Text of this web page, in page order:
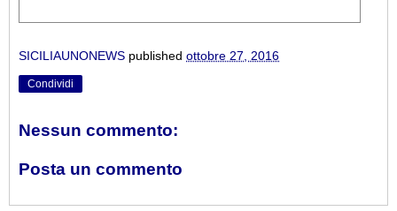
SICILIAUNONEWS published ottobre 27, 2016
Condividi
Nessun commento:
Posta un commento